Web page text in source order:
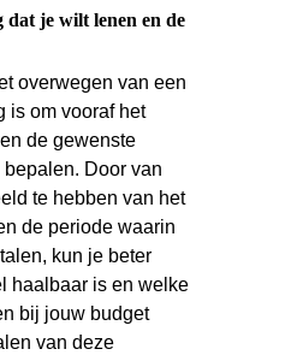
dat je wilt lenen en de
overwegen van een
is om vooraf het
de gewenste
Door van
te hebben van het
de periode waarin
kun je beter
haalbaar is en welke
bij jouw budget
van deze